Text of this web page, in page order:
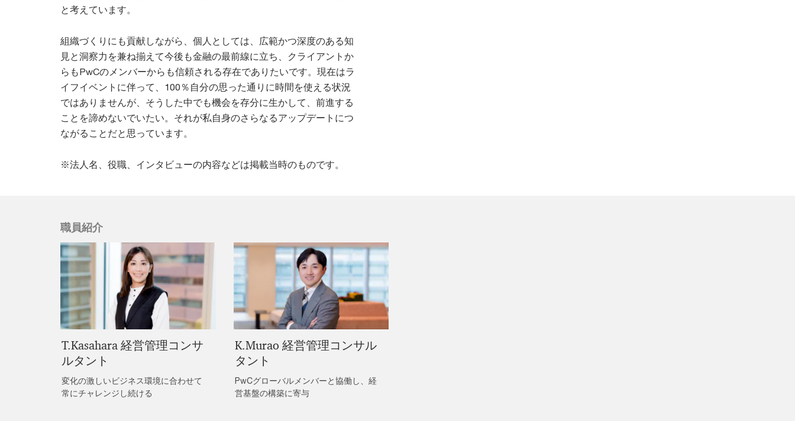
と考えています。
組織づくりにも貢献しながら、個人としては、広範かつ深度のある知
見と洞察力を兼ね揃えて今後も金融の最前線に立ち、クライアントか
らもPwCのメンバーからも信頼される存在でありたいです。現在はラ
イフイベントに伴って、100％自分の思った通りに時間を使える状況
ではありませんが、そうした中でも機会を存分に生かして、前進する
ことを諦めないでいたい。それが私自身のさらなるアップデートにつ
ながることだと思っています。
※法人名、役職、インタビューの内容などは掲載当時のものです。
職員紹介
T.Kasahara 経営管理コンサ
ルタント
変化の激しいビジネス環境に合わせて
常にチャレンジし続ける
K.Murao 経営管理コンサル
タント
PwCグローバルメンバーと協働し、経
営基盤の構築に寄与